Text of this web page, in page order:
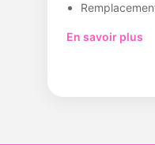
En savoir plus